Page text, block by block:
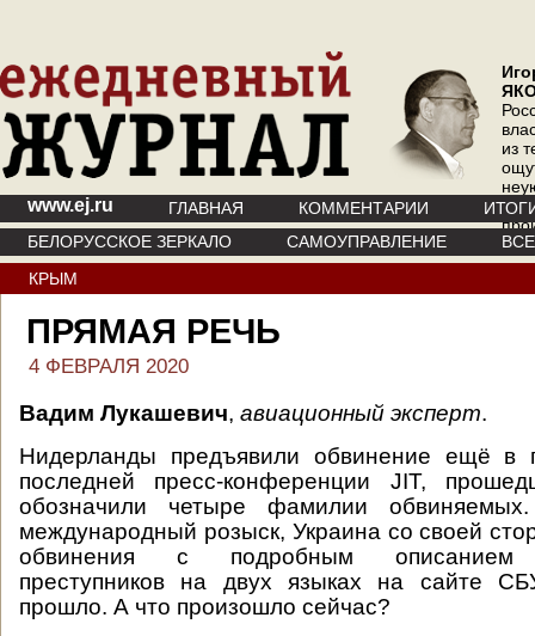
из
где
www.ej.ru ГЛАВНАЯ КОММЕНТАРИИ
БЕЛОРУССКОЕ ЗЕРКАЛО
САМОУПРАВЛЕНИЕ
КРЫМ
ПРЯМАЯ РЕЧЬ
4 ФЕВРАЛЯ 2020
Вадим Лукашевич, авиационный эксперт.
Нидерланды предъявили обвинение ещё в
последней пресс-конференции JIT,
обозначили четыре фамилии
международный розыск, Украина со своей
обвинения с подробным описанием
преступников на двух языках на сайте
прошло. А что произошло сейчас?